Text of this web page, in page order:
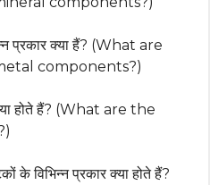
प्रकार क्या हैं? (What are
components?)
होते हैं? (What are the
विभिन्न प्रकार क्या होते हैं?